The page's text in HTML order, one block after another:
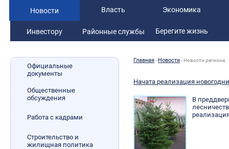
Новости Власть Экономика
Инвестору Районные службы Берегите жизнь
Официальные
документы
Общественные
обсуждения
Работа с кадрами
Строительство и
жилищная политика
Главная- Новости- Новости региона
Начата реализация
В